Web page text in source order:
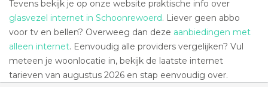
Tevens bekijk je op onze website praktische info over
glasvezel internet in Schoonrewoerd. Liever geen abbo
voor tv en bellen? Overweeg dan deze aanbiedingen met
alleen internet. Eenvoudig alle providers vergelijken? Vul
meteen je woonlocatie in, bekijk de laatste internet
tarieven van augustus 2026 en stap eenvoudig over.